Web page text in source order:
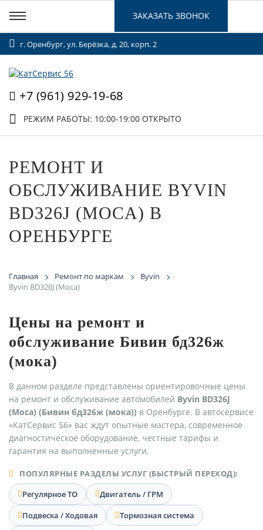
г. Оренбург, ул. Берёзка, д. 20, корп. 2
+7 (961) 929-19-68
РЕЖИМ РАБОТЫ: 10:00-19:00 ОТКРЫТО
ЗАКАЗАТЬ ЗВОНОК
РЕМОНТ И
ОБСЛУЖИВАНИЕ BYVIN
BD326J (MOCA) В
ОРЕНБУРГЕ
Главная Ремонт по маркам
Byvin
Byvin BD326J (Moca)
Цены на ремонт и
обслуживание Бивин бд326ж
(мока)
В данном разделе представлены ориентировочные цены
на ремонт и обслуживание автомобилей Byvin BD326J
(Moca) (Бивин бд326ж (мока)) в Оренбурге. В автосервисе
«КатСервис 56» вас ждут опытные мастера, современное
диагностическое оборудование, честные тарифы и
гарантия на выполненные услуги.
ПОПУЛЯРНЫЕ РАЗДЕЛЫ УСЛУГ (БЫСТРЫЙ ПЕРЕХОД):
Регулярное ТО
Двигатель / ГРМ
Подвеска / Ходовая
Тормозная система